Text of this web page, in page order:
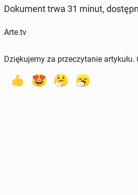
Doku­ment trwa 31 minut,
Arte.tv
Dziękujemy za przeczytanie